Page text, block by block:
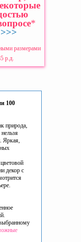
*
размерами
р.д.
100
природа,
Яркая,
декор с